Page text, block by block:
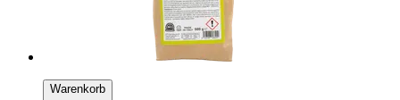
Warenkorb